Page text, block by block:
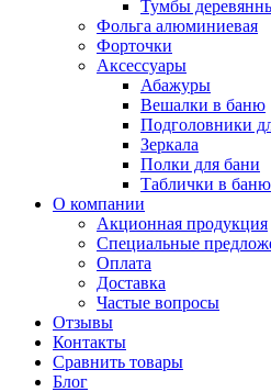
Тумбы
Фольга алюминиевая
Форточки
Аксессуары
Абажуры
Вешалки в баню
Подголовники
Зеркала
Полки для бани
Таблички в баню
О компании
Акционная продукция
Специальные
Оплата
Доставка
Частые вопросы
Отзывы
Контакты
Сравнить товары
Блог